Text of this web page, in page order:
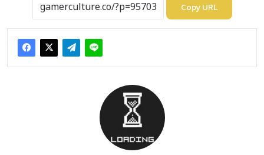
Copy URL